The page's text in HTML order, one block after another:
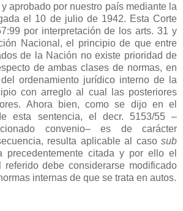
aprobado por nuestro país mediante la
el 10 de julio de 1942. Esta Corte
por interpretación de los arts. 31 y
Nacional, el principio de que entre
de la Nación no existe prioridad de
de ambas clases de normas, en
ordenamiento jurídico interno de
la
con arreglo al cual las posteriores
Ahora bien, como se dijo en el
esta sentencia, el decr. 5153/55 –
convenio– es de carácter
resulta aplicable al caso sub
precedentemente citada y por ello el
referido debe considerarse modificado
internas de que se trata en autos.